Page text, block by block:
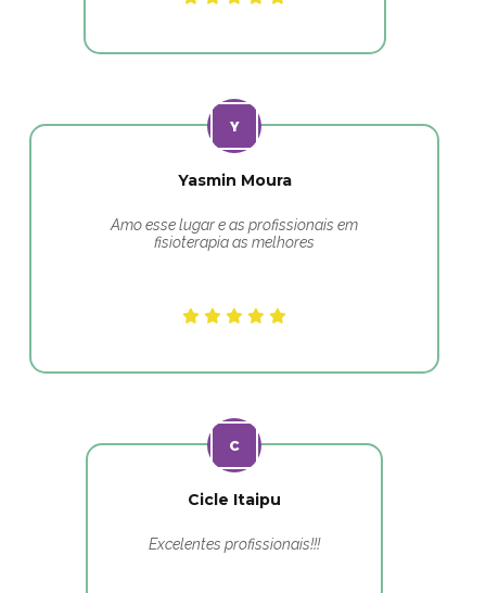
Yasmin Moura
Amo esse lugar e as profissionais em
fisioterapia as melhores
Cicle Itaipu
Excelentes profissionais!!!